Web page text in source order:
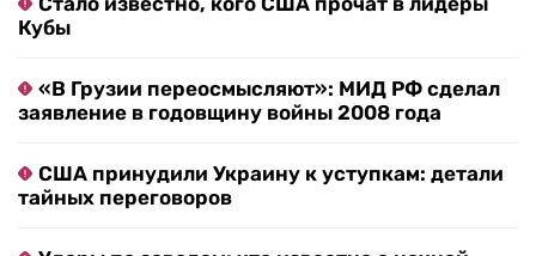
Кубы
«В Грузии переосмысляют»: МИД РФ сделал
заявление в годовщину войны 2008 года
США принудили Украину к уступкам: детали
тайных переговоров